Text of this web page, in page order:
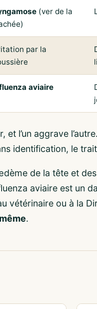
(ver de la
par la
aviaire
l’un aggrave
identification, le
de la tête et
aviaire est un
vétérinaire ou à la
.